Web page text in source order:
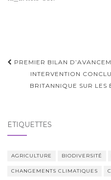
Navigation
d'article
PREMIER BILAN
INTERVENTION
BRITANNIQUE SUR LES
ÉTIQUETTES
AGRICULTURE BIODIVERSITÉ
CHANGEMENTS CLIMATIQUES